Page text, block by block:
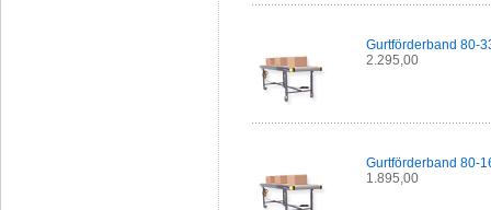
Gurtförderband 80-
2.295,00
Gurtförderband 80-
1.895,00